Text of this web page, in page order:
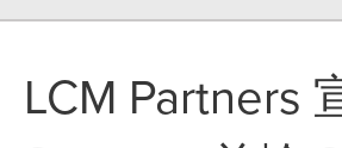
LCM Partners